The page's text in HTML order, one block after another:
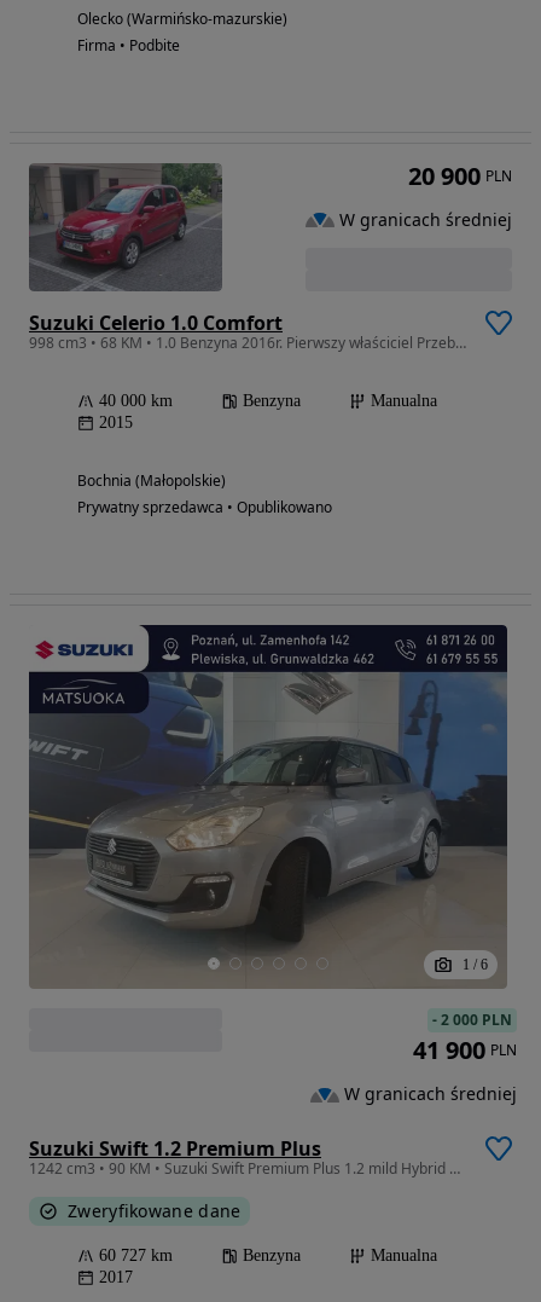
Olecko (Warmińsko-mazurskie)
Firma • Podbite
Suzuki Celerio 1.0 Comfort
998 cm3 • 68 KM • 1.0 Benzyna 2016r. Pierwszy właściciel Przebieg 40 tys. km
40 000 km Benzyna
Manualna
2015
Bochnia (Małopolskie)
Prywatny sprzedawca • Opublikowano
20 900 PLN
W granicach średniej
1 / 6
Suzuki Swift 1.2 Premium Plus
1242 cm3 • 90 KM • Suzuki Swift Premium Plus 1.2 mild Hybrid 2WD 5MT
Zweryfikowane dane
60 727 km Benzyna
Manualna
2017
-2 000 PLN
41 900 PLN
W granicach średniej